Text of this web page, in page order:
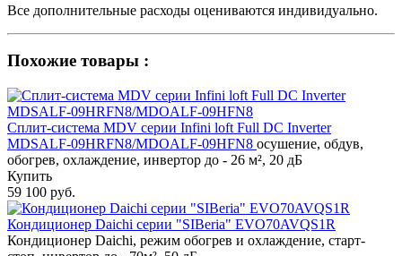
Все дополнительные расходы оцениваются индивидуально.
Похожие товары :
Сплит-система MDV серии Infini loft Full DC Inverter
MDSALF-09HRFN8/MDOALF-09HFN8 осушение, обдув,
обогрев, охлаждение, инвертор до - 26 м², 20 дБ
Купить
59 100 руб.
Кондиционер Daichi серии "SIBeria" EVO70AVQS1R
Кондиционер Daichi, режим обогрев и охлаждение, старт-